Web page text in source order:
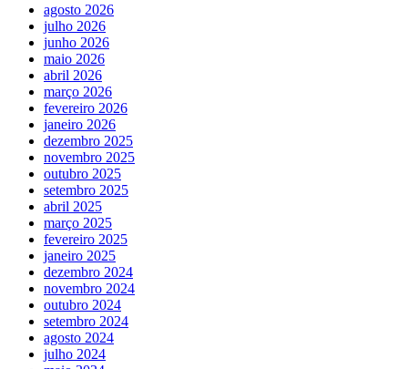
agosto 2026
julho 2026
junho 2026
maio 2026
abril 2026
março 2026
fevereiro 2026
janeiro 2026
dezembro 2025
novembro 2025
outubro 2025
setembro 2025
abril 2025
março 2025
fevereiro 2025
janeiro 2025
dezembro 2024
novembro 2024
outubro 2024
setembro 2024
agosto 2024
julho 2024